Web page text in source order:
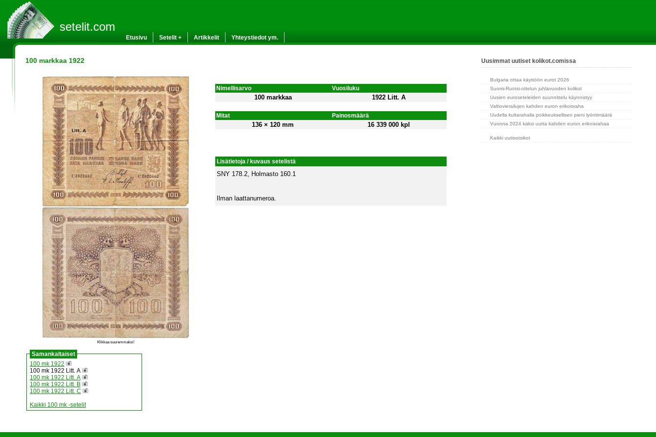
setelit.com
Etusivu Setelit + Artikkelit Yhteystiedot ym.
100 markkaa 1922
Klikkaa suuremmaksi!
Samankaltaiset
100 mk 1922
100 mk 1922 Litt. A
100 mk 1922 Litt. A
100 mk 1922 Litt. B
100 mk 1922 Litt. C
Kaikki 100 mk -setelit
Nimellisarvo Vuosiluku
100 markkaa 1922 Litt. A
Mitat Painosmäärä
136 × 120 mm 16 339 000 kpl
Lisätietoja / kuvaus setelistä
SNY 178.2, Holmasto 160.1
Ilman laattanumeroa.
Uusimmat uutiset kolikot.comissa
Bulgaria ottaa käyttöön eurot 2026
Suomi-Ruotsi-ottelun juhlavuoden kolikot
Uusien euroseteleiden suunnittelu käynnistyy
Valtiovierailujen kahden euron erikoisraha
Uudella kultarahalla poikkeuksellisen pieni lyöntimäärä
Vuonna 2024 kaksi uutta kahden euron erikoisrahaa
Kaikki uutisotsikot